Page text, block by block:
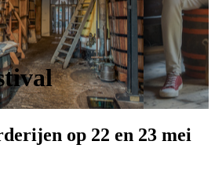
op 22 en 23 mei